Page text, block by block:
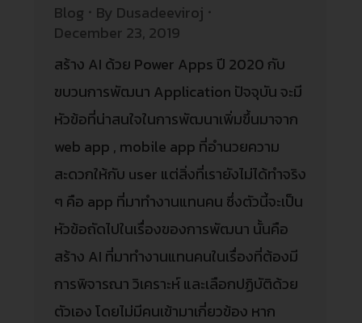
Blog By Dusadeeviroj
December 23, 2019
สร้าง AI ด้วย Power Apps ปี 2020 กับ
ขบวนการพัฒนา Application ปัจจุบัน จะมี
หัวข้อที่น่าสนใจในการพัฒนาเพิ่มขึ้นมาจาก
web app , mobile app ที่อำนวยความ
สะดวกให้กับ user แต่สิ่งที่เรายังไม่ได้ทำจริง
ๆ คือ app ที่มาทำงานแทนคน ซึ่งตัวนี้จะเป็น
หัวข้อถัดไปในเรื่องของการพัฒนา นั้นคือ
สร้าง AI ที่มาทำงานแทนคนในเรื่องที่ต้องมี
การพิจารณา วิเคราะห์ และเลือกปฏิบัติด้วย
ตัวเอง โดยไม่มีคนเข้ามาเกี่ยวข้อง หาก